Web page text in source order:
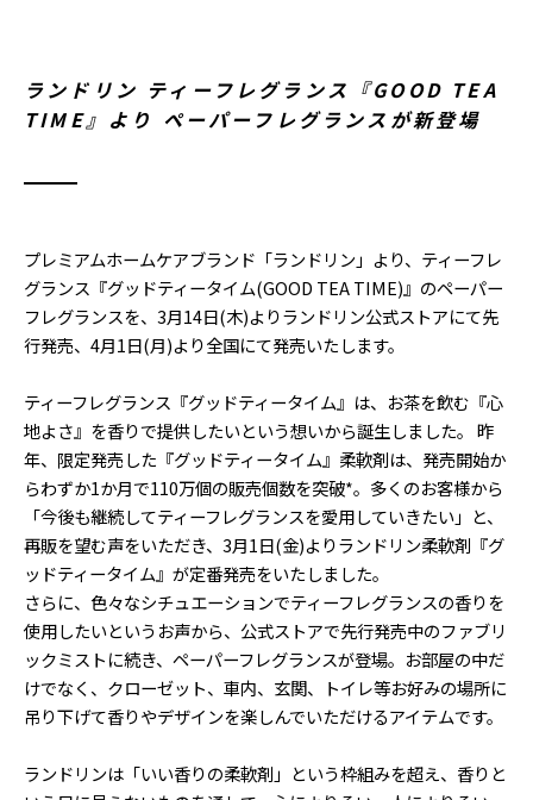
ランドリン ティーフレグランス『GOOD TEA
TIME』より ペーパーフレグランスが新登場
プレミアムホームケアブランド「ランドリン」より、ティーフレ
グランス『グッドティータイム(GOOD TEA TIME)』のペーパー
フレグランスを、3月14日(木)よりランドリン公式ストアにて先
行発売、4月1日(月)より全国にて発売いたします。
ティーフレグランス『グッドティータイム』は、お茶を飲む『心
地よさ』を香りで提供したいという想いから誕生しました。 昨
年、限定発売した『グッドティータイム』柔軟剤は、発売開始か
らわずか1か月で110万個の販売個数を突破*。多くのお客様から
「今後も継続してティーフレグランスを愛用していきたい」と、
再販を望む声をいただき、3月1日(金)よりランドリン柔軟剤『グ
ッドティータイム』が定番発売をいたしました。
さらに、色々なシチュエーションでティーフレグランスの香りを
使用したいというお声から、公式ストアで先行発売中のファブリ
ックミストに続き、ペーパーフレグランスが登場。お部屋の中だ
けでなく、クローゼット、車内、玄関、トイレ等お好みの場所に
吊り下げて香りやデザインを楽しんでいただけるアイテムです。
ランドリンは「いい香りの柔軟剤」という枠組みを超え、香りと